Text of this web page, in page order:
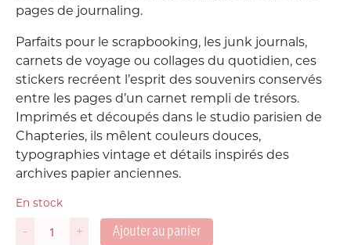
pages de journaling.
Parfaits pour le scrapbooking, les junk journals,
carnets de voyage ou collages du quotidien, ces
stickers recréent l’esprit des souvenirs conservés
entre les pages d’un carnet rempli de trésors.
Imprimés et découpés dans le studio parisien de
Chapteries, ils mêlent couleurs douces,
typographies vintage et détails inspirés des
archives papier anciennes.
En stock
-
quantité
+ Ajouter au panier